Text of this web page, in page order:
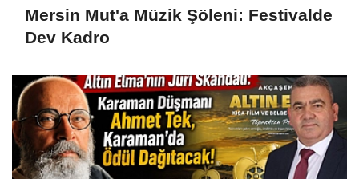
Mersin Mut'a Müzik Şöleni: Festivalde
Dev Kadro